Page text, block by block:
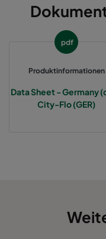
pdf
Produktinformationen
Data Sheet - Germany
City-Flo (GER)